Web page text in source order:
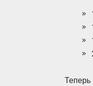
Теперь